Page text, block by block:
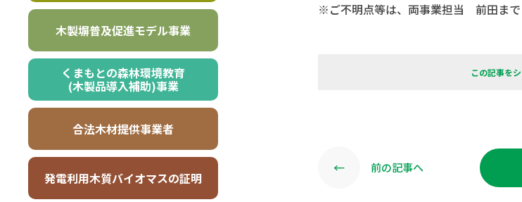
木製塀普及促進モデル事業
くまもとの森林環境教育
(木製品導入補助)事業
合法木材提供事業者
発電利用木質バイオマスの証明
※ご不明点等は、両事業担当 前田まで
この記事を
← 前の記事へ